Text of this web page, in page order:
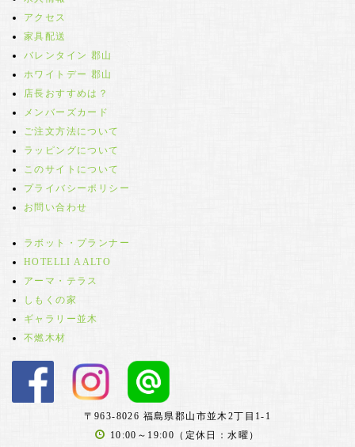
アクセス
家具配送
バレンタイン 郡山
ホワイトデー 郡山
店長おすすめは？
メンバーズカード
ご注文方法について
ラッピングについて
このサイトについて
プライバシーポリシー
お問い合わせ
ラボット・プランナー
HOTELLI AALTO
アーマ・テラス
しもくの家
ギャラリー並木
不燃木材
〒963-8026 福島県郡山市並木2丁目1-1
10:00～19:00（定休日：水曜）